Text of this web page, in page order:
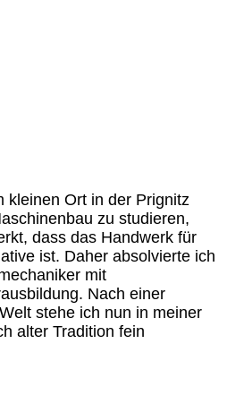
kleinen Ort in der Prignitz
zu studieren,
dass das Handwerk für
ist. Daher absolvierte ich
mit
Nach einer
stehe ich nun in meiner
alter Tradition fein